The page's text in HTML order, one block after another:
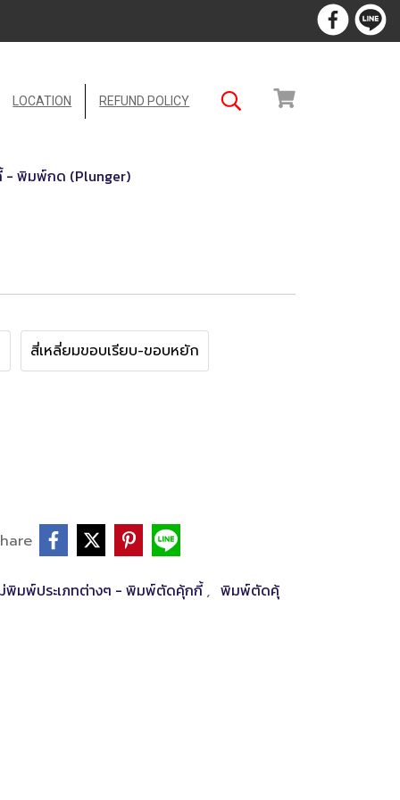
LOCATION REFUND POLICY
พิมพ์กด (Plunger)
สี่เหลี่ยมขอบเรียบ-ขอบหยัก
พิมพ์ประเภทต่างๆ - พิมพ์ตัดคุ้กกี้, พิมพ์ตัดคุ้